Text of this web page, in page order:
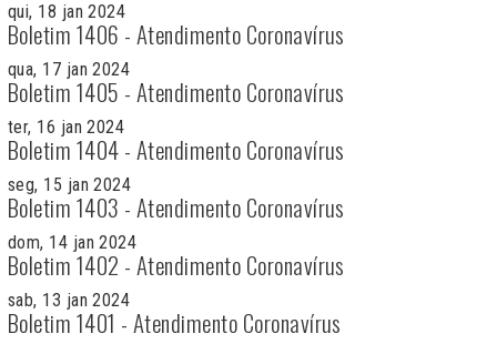
qui, 18 jan 2024
Boletim 1406 - Atendimento Coronavírus
qua, 17 jan 2024
Boletim 1405 - Atendimento Coronavírus
ter, 16 jan 2024
Boletim 1404 - Atendimento Coronavírus
seg, 15 jan 2024
Boletim 1403 - Atendimento Coronavírus
dom, 14 jan 2024
Boletim 1402 - Atendimento Coronavírus
sab, 13 jan 2024
Boletim 1401 - Atendimento Coronavírus